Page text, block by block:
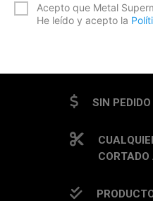
Acepto que Metal
He leído y acepto la
SIN